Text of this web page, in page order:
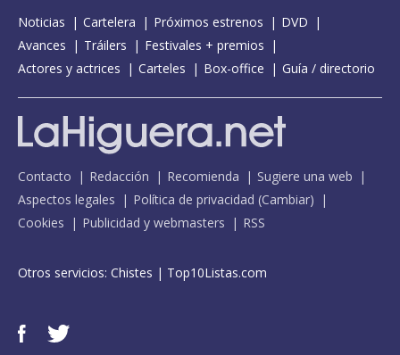
Noticias Cartelera Próximos estrenos
DVD
Avances
Tráilers
Festivales + premios
Actores y actrices
Carteles Box-office Guía / directorio
Contacto Redacción Recomienda
Sugiere una web
Aspectos legales
Política de privacidad (Cambiar)
Cookies
Publicidad y webmasters RSS
Otros servicios: Chistes | Top10Listas.com